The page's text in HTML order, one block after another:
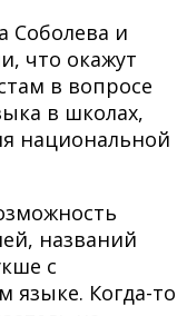
Соболева и
что окажут
в вопросе
в школах,
национальной
названий
с
языке. Когда-то